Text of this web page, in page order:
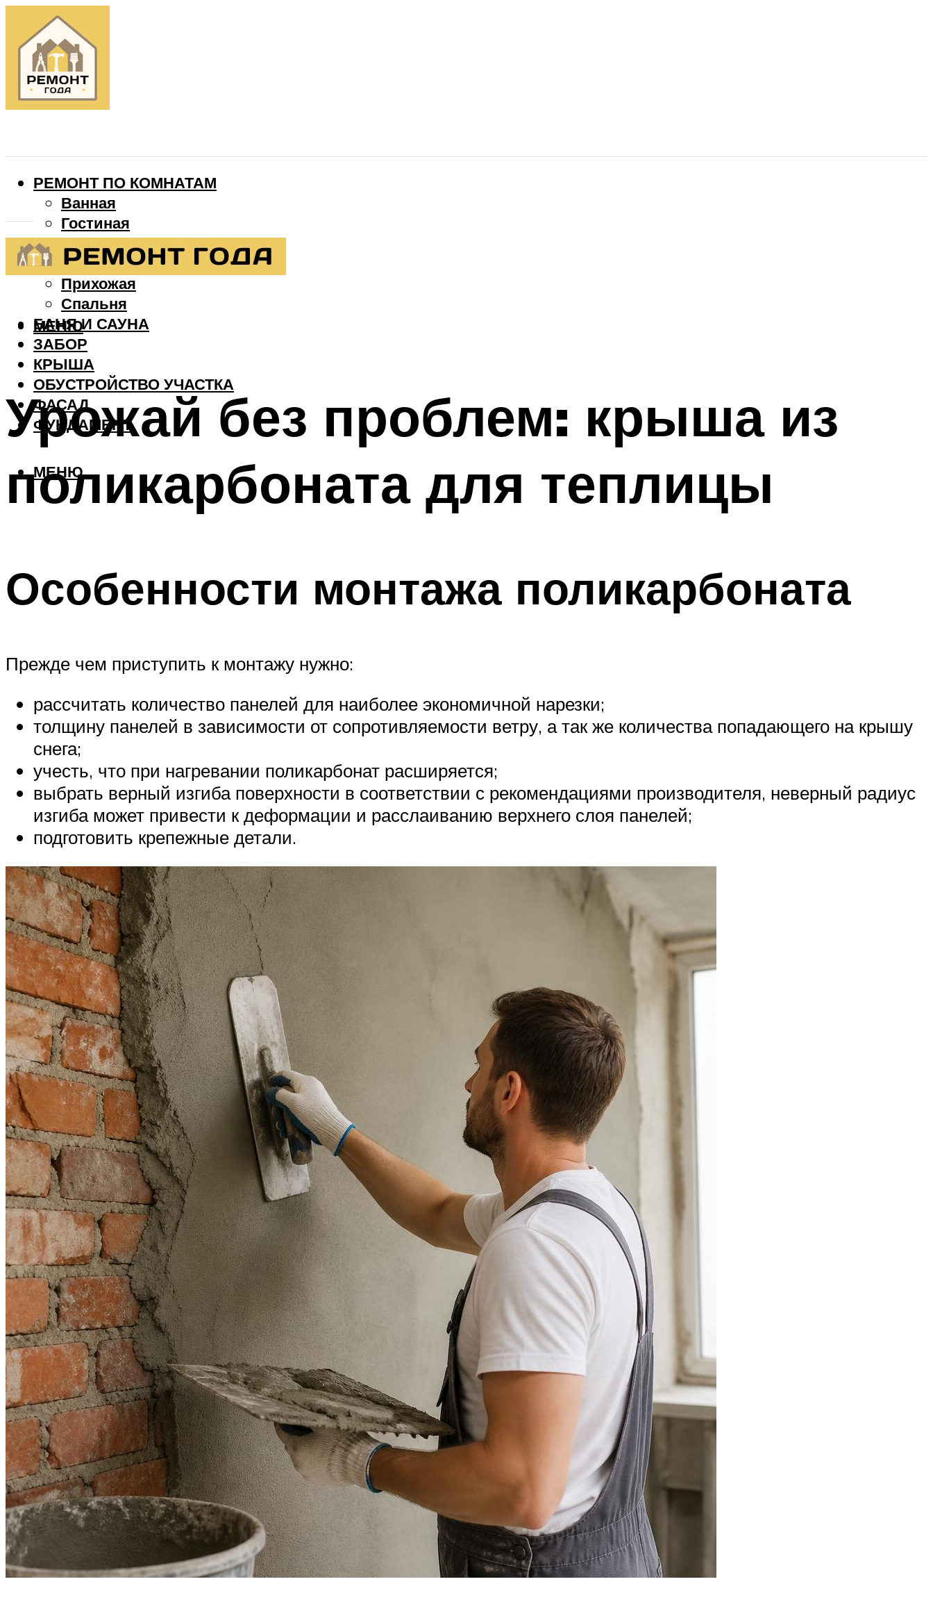
РЕМОНТ ПО КОМНАТАМ
Ванная
Гостиная
Детская
Кухня
Прихожая
Спальня
БАНЯ И САУНА
ЗАБОР
КРЫША
ОБУСТРОЙСТВО УЧАСТКА
ФАСАД
ФУНДАМЕНТ
МЕНЮ
МЕНЮ
Урожай без проблем: крыша из
поликарбоната для теплицы
Особенности монтажа поликарбоната
Прежде чем приступить к монтажу нужно:
рассчитать количество панелей для наиболее экономичной нарезки;
толщину панелей в зависимости от сопротивляемости ветру, а так же количества попадающего на крышу
снега;
учесть, что при нагревании поликарбонат расширяется;
выбрать верный изгиба поверхности в соответствии с рекомендациями производителя, неверный радиус
изгиба может привести к деформации и расслаиванию верхнего слоя панелей;
подготовить крепежные детали.